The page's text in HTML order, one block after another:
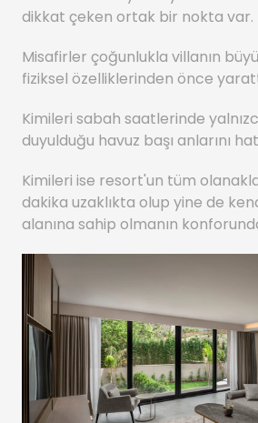
dikkat çeken ortak bir nokta var.
Misafirler çoğunlukla villanın
fiziksel özelliklerinden önce
Kimileri sabah saatlerinde
duyulduğu havuz başı anlarını
Kimileri ise resort'un tüm
dakika uzaklıkta olup yine de
alanına sahip olmanın